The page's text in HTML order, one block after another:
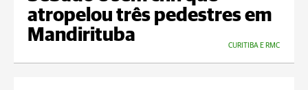
atropelou três pedestres em
Mandirituba
CURITIBA E RMC